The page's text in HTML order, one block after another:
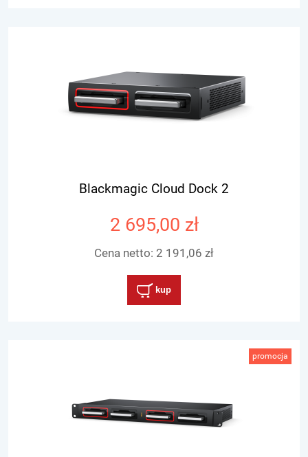
Blackmagic Cloud Dock 2
2 695,00 zł
Cena netto: 2 191,06 zł
kup
promocja